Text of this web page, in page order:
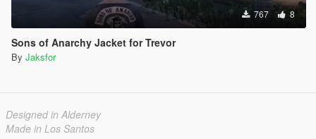
767 8
Sons of Anarchy Jacket for Trevor
By Jaksfor
Designed in Alderney
Made in Los Santos